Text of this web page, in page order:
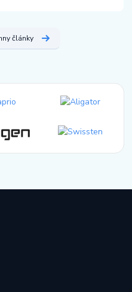
články